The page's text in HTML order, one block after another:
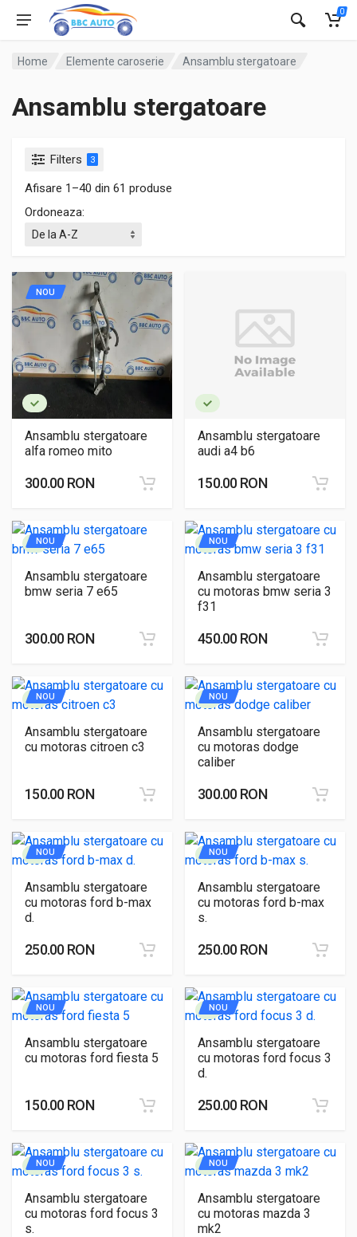
0
Home Elemente caroserie Ansamblu stergatoare
Ansamblu stergatoare
Filters 3
Afisare 1–40 din 61 produse
Ordoneaza:
NOU
Ansamblu stergatoare
alfa romeo mito
300.00 RON
Ansamblu stergatoare
audi a4 b6
150.00 RON
NOU
Ansamblu stergatoare
bmw seria 7 e65
300.00 RON
NOU
Ansamblu stergatoare
cu motoras bmw seria 3
f31
450.00 RON
NOU
Ansamblu stergatoare
cu motoras citroen c3
150.00 RON
NOU
Ansamblu stergatoare
cu motoras dodge
caliber
300.00 RON
NOU
Ansamblu stergatoare
cu motoras ford b-max
d.
250.00 RON
NOU
Ansamblu stergatoare
cu motoras ford b-max
s.
250.00 RON
NOU
Ansamblu stergatoare
cu motoras ford fiesta 5
150.00 RON
NOU
Ansamblu stergatoare
cu motoras ford focus 3
d.
250.00 RON
NOU
Ansamblu stergatoare
cu motoras ford focus 3
s.
NOU
Ansamblu stergatoare
cu motoras mazda 3
mk2